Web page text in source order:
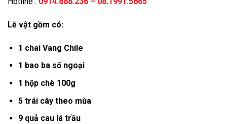
Lễ vật gồm có:
1 chai Vang Chile
1 bao ba số ngoại
1 hộp chè 100g
5 trái cây theo mùa
9 quả cau lá trầu